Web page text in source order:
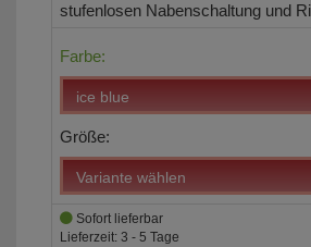
stufenlosen Nabenschaltung und
Farbe:
Größe:
Sofort lieferbar
Lieferzeit: 3 - 5 Tage